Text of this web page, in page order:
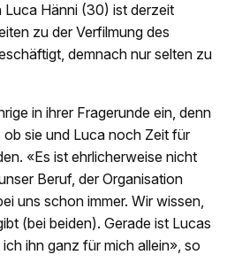
Luca Hänni (30) ist derzeit
zu der Verfilmung des
demnach nur selten zu
in ihrer Fragerunde ein, denn
sie und Luca noch Zeit für
«Es ist ehrlicherweise nicht
Beruf, der Organisation
uns schon immer. Wir wissen,
(bei beiden). Gerade ist Lucas
ihn ganz für mich allein», so